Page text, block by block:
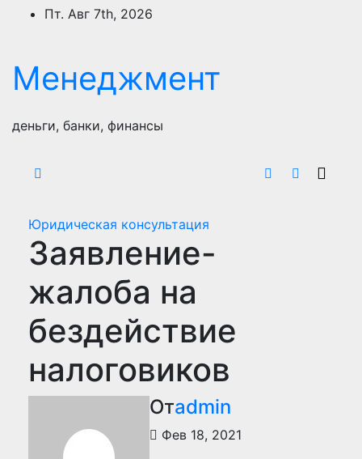
ПерейтиПт. Авг 7th, 2026
Менеджмент
деньги, банки, финансы
Юридическая консультация
Заявление-
жалоба на
бездействие
налоговиков
Отadmin
Фев 18, 2021